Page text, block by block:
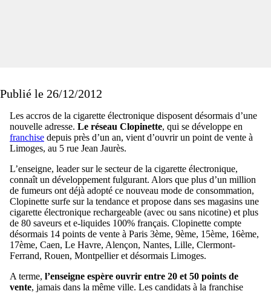
Publié le 26/12/2012
Les accros de la cigarette électronique disposent désormais d’une
nouvelle adresse. Le réseau Clopinette, qui se développe en
franchise depuis près d’un an, vient d’ouvrir un point de vente à
Limoges, au 5 rue Jean Jaurès.
L’enseigne, leader sur le secteur de la cigarette électronique,
connaît un développement fulgurant. Alors que plus d’un million
de fumeurs ont déjà adopté ce nouveau mode de consommation,
Clopinette surfe sur la tendance et propose dans ses magasins une
cigarette électronique rechargeable (avec ou sans nicotine) et plus
de 80 saveurs et e-liquides 100% français. Clopinette compte
désormais 14 points de vente à Paris 3ème, 9ème, 15ème, 16ème,
17ème, Caen, Le Havre, Alençon, Nantes, Lille, Clermont-
Ferrand, Rouen, Montpellier et désormais Limoges.
A terme, l’enseigne espère ouvrir entre 20 et 50 points de
vente, jamais dans la même ville. Les candidats à la franchise